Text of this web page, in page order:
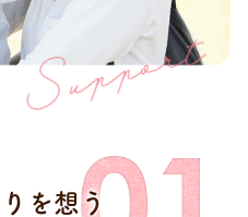
Support
を想う